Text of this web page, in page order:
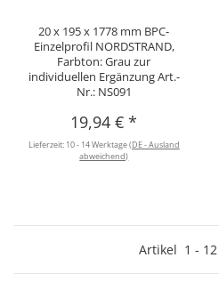
20 x 195 x 1778 mm BPC-
Einzelprofil NORDSTRAND,
Farbton: Grau zur
individuellen Ergänzung Art.-
Nr.: NS091
19,94 €*
Lieferzeit: 10 - 14 Werktage(DE - Ausland
abweichend)
Artikel 1 - 12